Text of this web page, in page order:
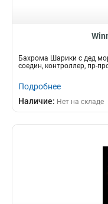
Бахрома Шарики с дед
соедин, контроллер, пр-
Подробнее
Наличие: Нет на складе